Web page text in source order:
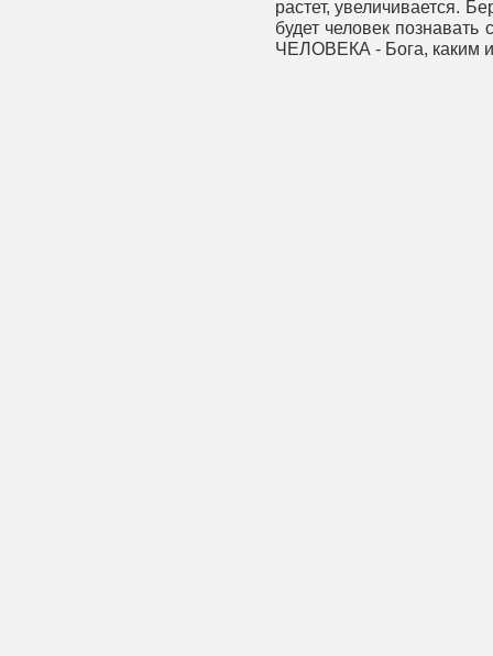
растет, увеличивается.
будет человек
ЧЕЛОВЕКА - Бога, каким и